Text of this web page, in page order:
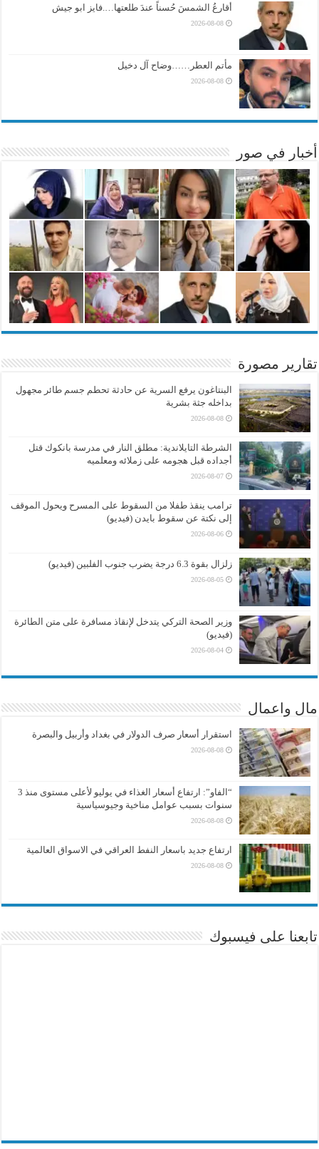
أقارعُ الشمسَ حُسناً عندَ طلعتها….فايز ابو جيش
2026-08-08
مأتم العطر……وضاح آل دخيل
2026-08-08
أخبار في صور
تقارير مصورة
البنتاغون يرفع السرية عن حادثة تحطم جسم طائر مجهول
بداخله جثة بشرية
2026-08-08
الشرطة التايلاندية: مطلق النار في مدرسة بانكوك قتل
أجداده قبل هجومه على زملائه ومعلميه
2026-08-07
ترامب ينقذ طفلا من السقوط على المسرح ويحول الموقف
إلى نكتة عن سقوط بايدن (فيديو)
2026-08-06
زلزال بقوة 6.3 درجة يضرب جنوب الفلبين (فيديو)
2026-08-05
وزير الصحة التركي يتدخل لإنقاذ مسافرة على متن الطائرة
(فيديو)
2026-08-04
مال واعمال
استقرار أسعار صرف الدولار في بغداد وأربيل والبصرة
2026-08-08
“الفاو”: ارتفاع أسعار الغذاء في يوليو لأعلى مستوى منذ 3
سنوات بسبب عوامل مناخية وجيوسياسية
2026-08-08
ارتفاع جديد باسعار النفط العراقي في الاسواق العالمية
2026-08-08
تابعنا على فيسبوك